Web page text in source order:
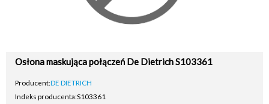
Osłona maskująca połączeń De Dietrich S103361
Producent:DE DIETRICH
Indeks producenta:S103361